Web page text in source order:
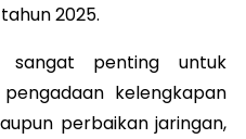
2025.
sangat penting untuk
kelengkapan
perbaikan jaringan,